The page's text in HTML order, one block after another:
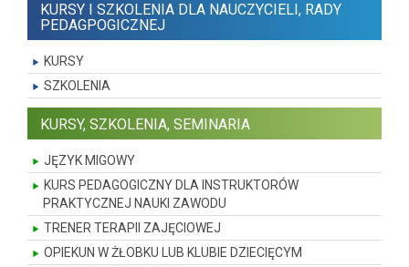
KURSY I SZKOLENIA DLA NAUCZYCIELI, RADY
PEDAGPOGICZNEJ
KURSY
SZKOLENIA
KURSY, SZKOLENIA, SEMINARIA
JĘZYK MIGOWY
KURS PEDAGOGICZNY DLA INSTRUKTORÓW
PRAKTYCZNEJ NAUKI ZAWODU
TRENER TERAPII ZAJĘCIOWEJ
OPIEKUN W ŻŁOBKU LUB KLUBIE DZIECIĘCYM